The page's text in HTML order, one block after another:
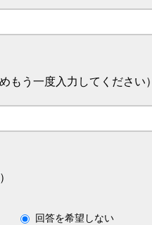
もう一度入力してください）
）
回答を希望しない